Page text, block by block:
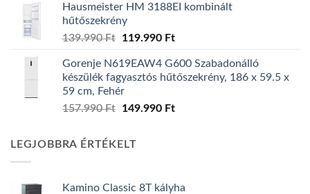
was:
139.990 Ft.
is:
Hausmeister HM 3188EI kombinált
hűtőszekrény
139.990Ft
Original
was:
139.990 Ft.
119.990 FtCurrent
is:
119.990 Ft.
Gorenje N619EAW4 G600 Szabadonálló
készülék fagyasztós hűtőszekrény, 186 x 59.5 x
59 cm, Fehér
157.990Ft
Original
157.990 Ft.
149.990 FtCurrent
LEGJOBBRA ÉRTÉKELT
Kamino Classic 8T kályha